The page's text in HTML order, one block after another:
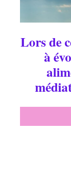
Lors de
à